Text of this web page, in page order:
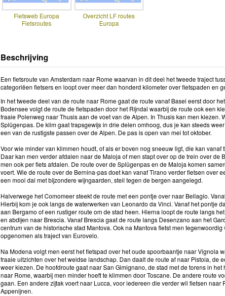
Fietsweb Europa
Fietsroutes
Overzicht LF routes
Europa
Beschrijving
Een fietsroute van Amsterdam naar Rome waarvan in dit deel het tweede traject
categoriëen fietsers en loopt over meer dan honderd kilometer over fietspaden en
In het tweede deel van de route naar Rome gaat de route vanaf Basel eerst door
Bodensee volgt de route de fietspaden door het Rijndal waarbij de route ook een
fraaie Polenweg naar Thusis aan de voet van de Alpen. In Thusis kan men
Splügenpas. De klim gaat trapsgewijs in drie delen omhoog, dus je kan steeds
een van de rustigste passen over de Alpen. De pas is open van mei tot oktober.
Voor wie minder van klimmen houdt, of als er boven nog sneeuw ligt, die kan
Daar kan men verder afdalen naar de Maloja of men stapt over op de trein over
men ook per fiets afdalen. De route over de Splügenpas en de Maloja komen
voert. Wie de route over de Bernina-pas doet kan vanaf Tirano verder fietsen over
een mooi dal met bijzondere wijngaarden, steil tegen de bergen aangelegd.
Halverwege het Comomeer steekt de route met een pontje over naar Bellagio.
Hierbij kom je ook langs de waterwerken van Leonardo da Vinci. Vanaf het pontje
aan Bergamo of een rustiger route om de stad heen. Hierna loopt de route langs
en abdijen naar Brescia. Vanaf Brescia gaat de route langs Desenzano aan het
centrum van de historische stad Mantova. Ook na Mantova fietst men
opgenomen als traject van Eurovelo.
Na Modena volgt men eerst het fietspad over het oude spoorbaantje naar
fraaie uitzichten over het weidse landschap. Dan daalt de route af naar Pistoia,
weer kiezen. De hoofdroute gaat naar San Gimignano, de stad met de torens in
naar Rome, waarbij men minder hoeft te klimmen door Toscane. De andere route
gaan. Een andere zijtak voert naar Lucca, voor iedereen die verder wil fietsen
Appenijnen.